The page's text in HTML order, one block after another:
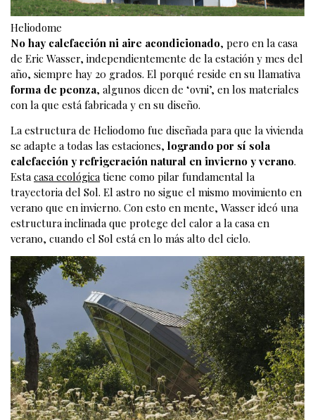
Heliodome
No hay calefacción ni aire acondicionado, pero en la casa
de Eric Wasser, independientemente de la estación y mes del
año, siempre hay 20 grados. El porqué reside en su llamativa
forma de peonza, algunos dicen de ‘ovni’, en los materiales
con la que está fabricada y en su diseño.
La estructura de Heliodomo fue diseñada para que la vivienda
se adapte a todas las estaciones, logrando por sí sola
calefacción y refrigeración natural en invierno y verano.
Esta casa ecológica tiene como pilar fundamental la
trayectoria del Sol. El astro no sigue el mismo movimiento en
verano que en invierno. Con esto en mente, Wasser ideó una
estructura inclinada que protege del calor a la casa en
verano, cuando el Sol está en lo más alto del cielo.